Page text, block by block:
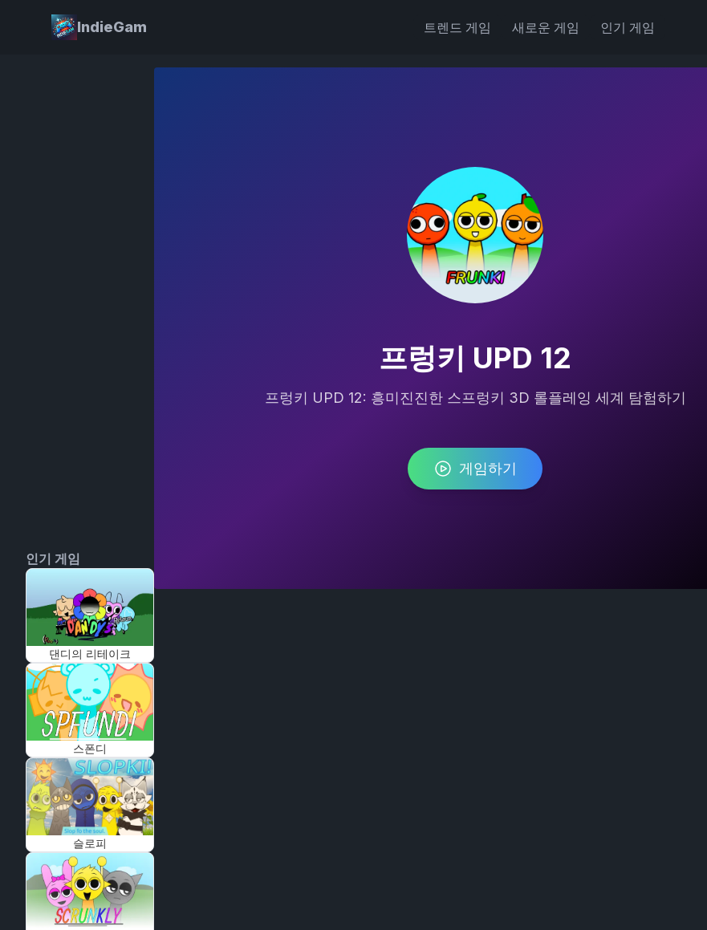
IndieGam 트렌드 게임 새로운 게임 인기 게임
인기 게임
댄디의 리테이크
스폰디
슬로피
프렁키 UPD 12
프렁키 UPD 12: 흥미진진한 스프렁키 3D 롤플레잉 세계 탐험하기
게임하기